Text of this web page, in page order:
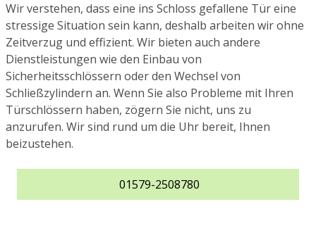
Wir verstehen, dass eine ins Schloss gefallene Tür eine
stressige Situation sein kann, deshalb arbeiten wir ohne
Zeitverzug und effizient. Wir bieten auch andere
Dienstleistungen wie den Einbau von
Sicherheitsschlössern oder den Wechsel von
Schließzylindern an. Wenn Sie also Probleme mit Ihren
Türschlössern haben, zögern Sie nicht, uns zu
anzurufen. Wir sind rund um die Uhr bereit, Ihnen
beizustehen.
01579-2508780